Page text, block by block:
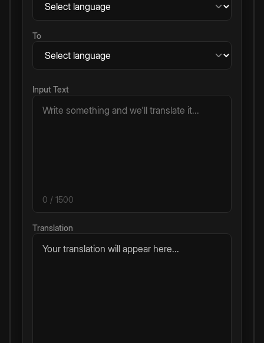
To
Input Text
0 / 1500
Translation
Your translation will appear here...